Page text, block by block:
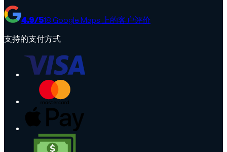
4.9/518 Google Maps 上的客户评价
支持的支付方式